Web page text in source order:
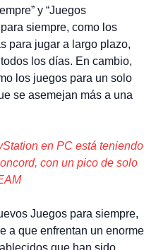
y “Juegos
siempre, como los
para jugar a largo plazo,
los días. En cambio,
los juegos para un solo
se asemejan más a una
en PC está teniendo
con un pico de solo
Juegos para siempre,
a que enfrentan un enorme
que han sido